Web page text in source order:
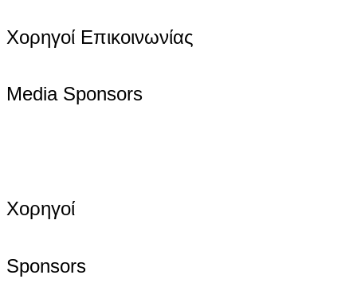
Χορηγοί Επικοινωνίας
Media Sponsors
Χορηγοί
Sponsors